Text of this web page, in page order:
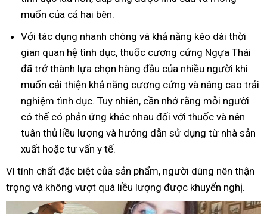
muốn của cả hai bên.
Với tác dụng nhanh chóng và khả năng kéo dài thời
gian quan hệ tình dục, thuốc cương cứng Ngựa Thái
đã trở thành lựa chọn hàng đầu của nhiều người khi
muốn cải thiện khả năng cương cứng và nâng cao trải
nghiệm tình dục. Tuy nhiên, cần nhớ rằng mỗi người
có thể có phản ứng khác nhau đối với thuốc và nên
tuân thủ liều lượng và hướng dẫn sử dụng từ nhà sản
xuất hoặc tư vấn y tế.
Vì tính chất đặc biệt của sản phẩm, người dùng nên thận
trọng và không vượt quá liều lượng được khuyến nghị.